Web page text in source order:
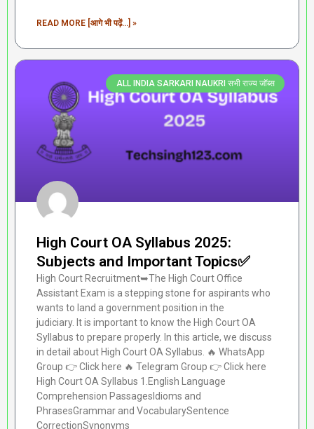
READ MORE [आगे भी पढ़ें...] »
ALL INDIA SARKARI NAUKRI सभी राज्य जॉब्स
High Court OA Syllabus 2025:
Subjects and Important Topics✅
High Court Recruitment➥The High Court Office
Assistant Exam is a stepping stone for aspirants who
wants to land a government position in the
judiciary. It is important to know the High Court OA
Syllabus to prepare properly. In this article, we discuss
in detail about High Court OA Syllabus. 🔥 WhatsApp
Group 👉 Click here ‎️‍🔥 Telegram Group 👉 Click here
High Court OA Syllabus 1.English Language
Comprehension PassagesIdioms and
PhrasesGrammar and VocabularySentence
CorrectionSynonyms